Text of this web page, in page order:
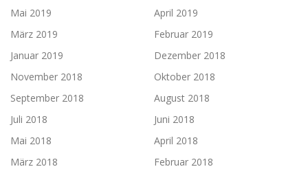
Mai 2019
April 2019
März 2019
Februar 2019
Januar 2019
Dezember 2018
November 2018
Oktober 2018
September 2018
August 2018
Juli 2018
Juni 2018
Mai 2018
April 2018
März 2018
Februar 2018